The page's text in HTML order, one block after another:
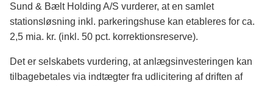
Sund & Bælt Holding A/S vurderer, at en samlet
stationsløsning inkl. parkeringshuse kan etableres for ca.
2,5 mia. kr. (inkl. 50 pct. korrektionsreserve).
Det er selskabets vurdering, at anlægsinvesteringen kan
tilbagebetales via indtægter fra udlicitering af driften af